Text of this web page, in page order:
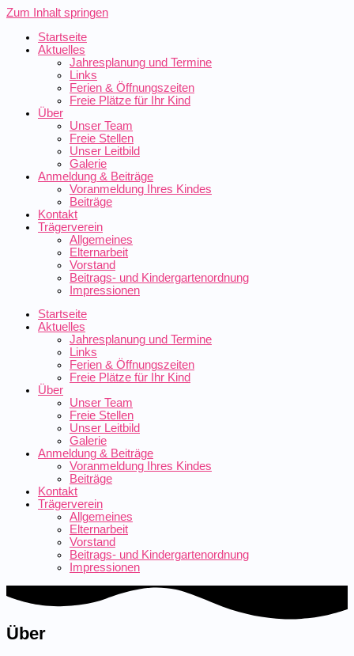
Zum Inhalt springen
Startseite
Aktuelles
Jahresplanung und Termine
Links
Ferien & Öffnungszeiten
Freie Plätze für Ihr Kind
Über
Unser Team
Freie Stellen
Unser Leitbild
Galerie
Anmeldung & Beiträge
Voranmeldung Ihres Kindes
Beiträge
Kontakt
Trägerverein
Allgemeines
Elternarbeit
Vorstand
Beitrags- und Kindergartenordnung
Impressionen
Startseite
Aktuelles
Jahresplanung und Termine
Links
Ferien & Öffnungszeiten
Freie Plätze für Ihr Kind
Über
Unser Team
Freie Stellen
Unser Leitbild
Galerie
Anmeldung & Beiträge
Voranmeldung Ihres Kindes
Beiträge
Kontakt
Trägerverein
Allgemeines
Elternarbeit
Vorstand
Beitrags- und Kindergartenordnung
Impressionen
Über